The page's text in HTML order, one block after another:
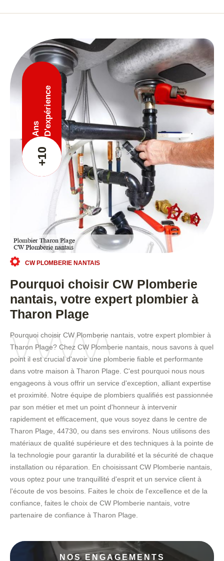
+10
Ans D'expérience
CW PLOMBERIE NANTAIS
Pourquoi choisir CW Plomberie
nantais, votre expert plombier à
Tharon Plage
Pourquoi choisir CW Plomberie nantais, votre expert plombier à
Tharon Plage? Chez CW Plomberie nantais, nous savons à quel
point il est crucial d'avoir une plomberie fiable et performante
dans votre maison à Tharon Plage. C'est pourquoi nous nous
engageons à vous offrir un service d'exception, alliant expertise
et proximité. Notre équipe de plombiers qualifiés est passionnée
par son métier et met un point d'honneur à intervenir
rapidement et efficacement, que vous soyez dans le centre de
Tharon Plage, 44730, ou dans ses environs. Nous utilisons des
matériaux de qualité supérieure et des techniques à la pointe de
la technologie pour garantir la durabilité et la sécurité de chaque
installation ou réparation. En choisissant CW Plomberie nantais,
vous optez pour une tranquillité d'esprit et un service client à
l'écoute de vos besoins. Faites le choix de l'excellence et de la
confiance, faites le choix de CW Plomberie nantais, votre
partenaire de confiance à Tharon Plage.
NOS ENGAGEMENTS